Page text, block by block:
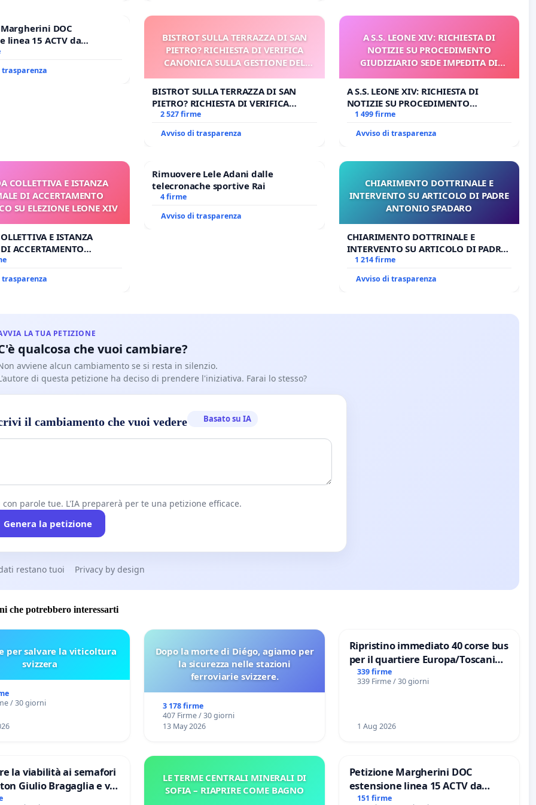
DOC
linea 15 ACTV da
S. Antonio
trasparenza
BISTROT SULLA TERRAZZA DI SAN
PIETRO? RICHIESTA DI VERIFICA
CANONICA SULLA GESTIONE DEL
BISTROT SULLA TERRAZZA DI SAN
PIETRO? RICHIESTA DI VERIFICA
CANONICA SULLA GESTIONE DEL
2 527 firme
Avviso di trasparenza
A S.S. LEONE XIV: RICHIESTA DI
NOTIZIE SU PROCEDIMENTO
GIUDIZIARIO SEDE IMPEDITA DI
A S.S. LEONE XIV: RICHIESTA DI
NOTIZIE SU PROCEDIMENTO
GIUDIZIARIO SEDE IMPEDITA DI
1 499 firme
Avviso di trasparenza
COLLETTIVA E ISTANZA
DI ACCERTAMENTO
SU ELEZIONE LEONE XIV
E ISTANZA
ACCERTAMENTO
SU ELEZIONE LEONE XIV
trasparenza
Rimuovere Lele Adani dalle
telecronache sportive Rai
4 firme
Avviso di trasparenza
CHIARIMENTO DOTTRINALE E
INTERVENTO SU ARTICOLO DI PADRE
ANTONIO SPADARO
CHIARIMENTO DOTTRINALE E
INTERVENTO SU ARTICOLO DI PADRE
ANTONIO SPADARO
1 214 firme
Avviso di trasparenza
LA TUA PETIZIONE
qualcosa che vuoi cambiare?
avviene alcun cambiamento se si resta in silenzio.
di questa petizione ha deciso di prendere l'iniziativa. Farai lo stesso?
il cambiamento che vuoi vedere Basato su IA
con parole tue. L'IA preparerà per te una petizione efficace.
Genera la petizione
restano tuoi Privacy by design
che potrebbero interessarti
per salvare la viticoltura
svizzera
/ 30 giorni
Dopo la morte di Diégo, agiamo per
la sicurezza nelle stazioni
ferroviarie svizzere.
3 178 firme
407 Firme / 30 giorni
13 May 2026
Ripristino immediato 40 corse bus
per il quartiere Europa/Toscanini
di Aprilia
339 firme
339 Firme / 30 giorni
1 Aug 2026
la viabilità ai semafori
e via
DI ROMA
LE TERME CENTRALI MINERALI DI
SOFIA – RIAPRIRE COME BAGNO
Petizione Margherini DOC
estensione linea 15 ACTV da
Marghera P.zza S. Antonio
151 firme